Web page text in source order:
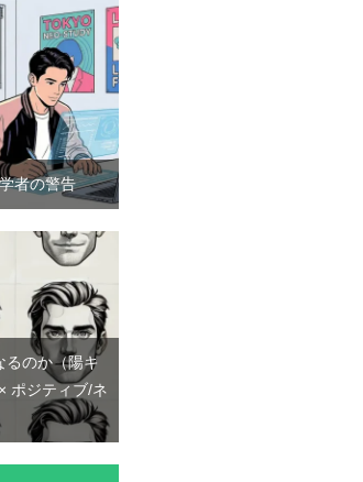
者の警告
るのか（陽キ
ポジティブ/ネ